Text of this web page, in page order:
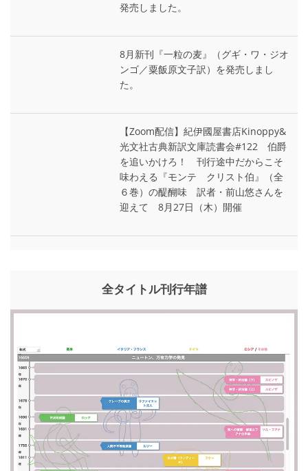
発売しました。
8月新刊『一粒の麦』（グギ・ワ・ジオ
ンゴ／粟飯原文子訳）を発売しまし
た。
【Zoom配信】紀伊國屋書店Kinoppy&
光文社古典新訳文庫読書会#122 伯爵
を追いかけろ！ 刊行途中だからこそ
味わえる『モンテ゠クリスト伯』（全
６巻）の醍醐味 訳者・前山悠さんを
迎えて 8月27日（木）開催
全タイトル刊行年譜